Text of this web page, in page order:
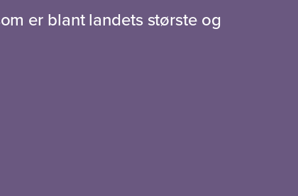
er blant landets største og